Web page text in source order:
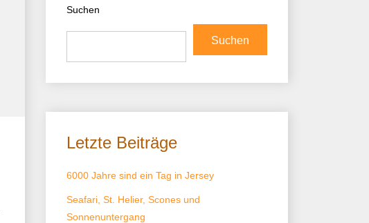
Suchen
Suchen
Letzte Beiträge
6000 Jahre sind ein Tag in Jersey
Seafari, St. Helier, Scones und
Sonnenuntergang